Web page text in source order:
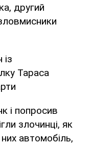
другий
Тараса
і попросив
злочинці, як
автомобіль,